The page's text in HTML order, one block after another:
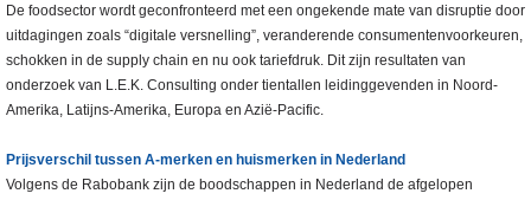
De foodsector wordt geconfronteerd met een ongekende mate van disruptie door
uitdagingen zoals “digitale versnelling”, veranderende consumentenvoorkeuren,
schokken in de supply chain en nu ook tariefdruk. Dit zijn resultaten van
onderzoek van L.E.K. Consulting onder tientallen leidinggevenden in Noord-
Amerika, Latijns-Amerika, Europa en Azië-Pacific.
Prijsverschil tussen A-merken en huismerken in Nederland
Volgens de Rabobank zijn de boodschappen in Nederland de afgelopen